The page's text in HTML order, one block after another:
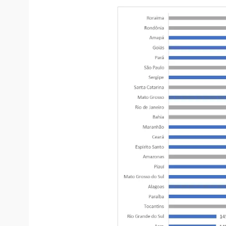
Os números são referentes ao último
Monitoramento, Avaliação e Manutenção
Confira ranking: